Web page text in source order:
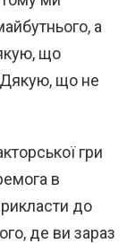
а
що
Дякую, що не
гри
в
до
де ви зараз